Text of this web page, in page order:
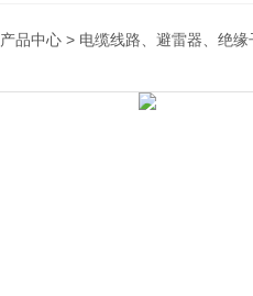
产品中心 > 电缆线路、避雷器、绝缘